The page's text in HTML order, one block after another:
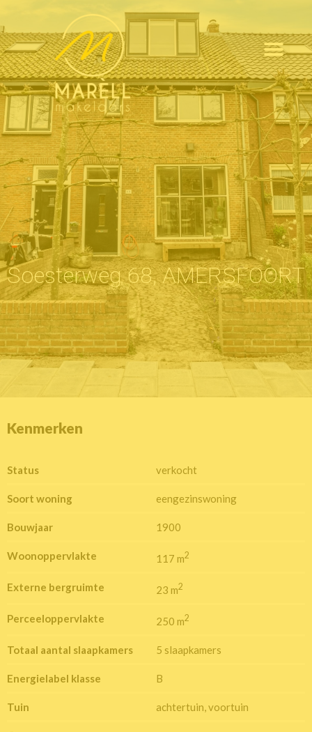
Soesterweg 68, AMERSFOORT
Kenmerken
Status verkocht
Soort woning eengezinswoning
Bouwjaar 1900
Woonoppervlakte 117 m2
Externe bergruimte 23 m2
Perceeloppervlakte 250 m2
Totaal aantal slaapkamers 5 slaapkamers
Energielabel klasse B
Tuin achtertuin, voortuin